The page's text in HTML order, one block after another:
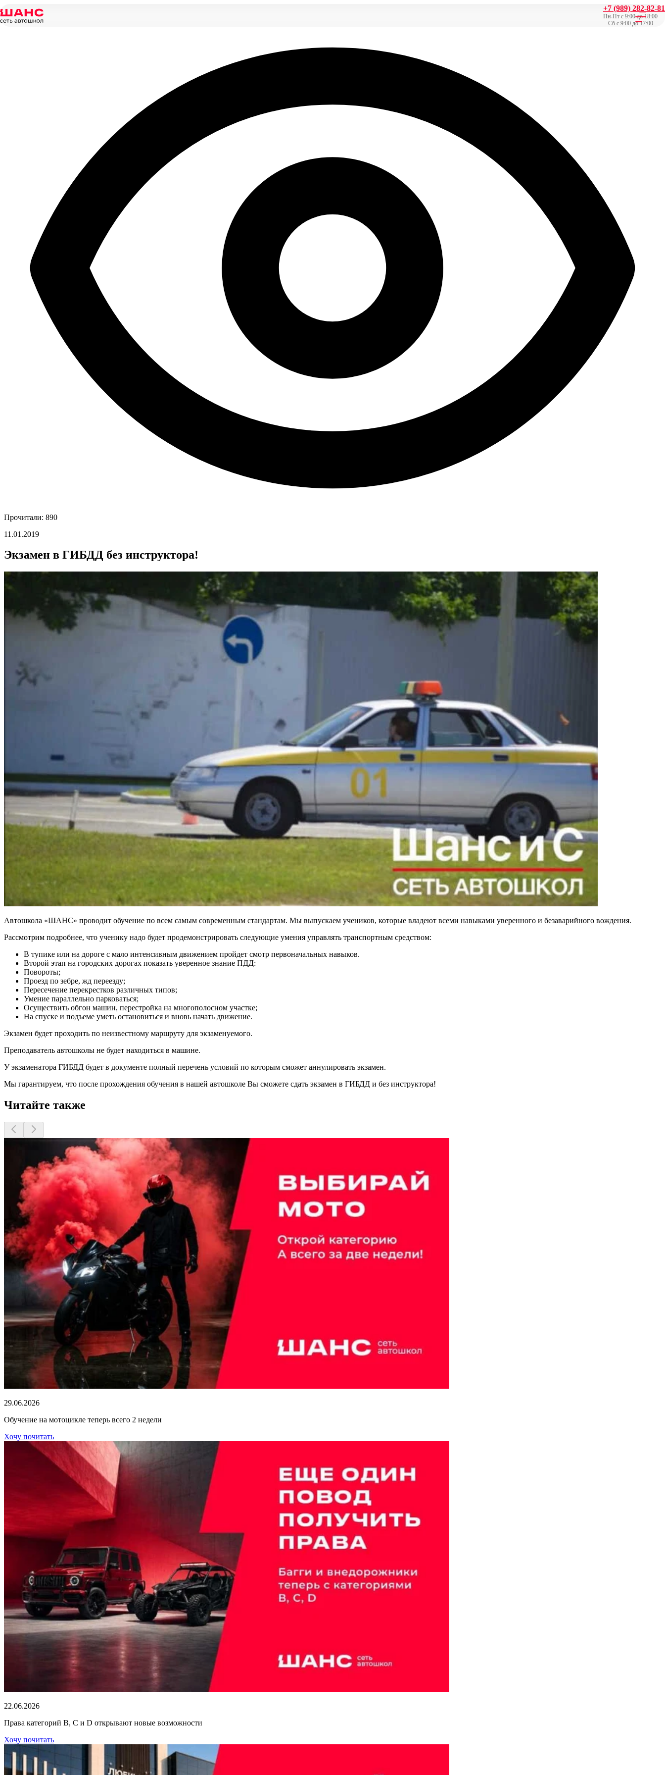
+7 (989) 282-82-81
Пн-Пт с 9:00 до 18:00
Сб с 9:00 до 17:00
Главная/Новости
Прочитали: 890
11.01.2019
Экзамен в ГИБДД без инструктора!
Автошкола «ШАНС» проводит обучение по всем самым современным стандартам. Мы выпускаем учеников, которые владеют всеми навыками уверенного и безаварийного вождения.
Рассмотрим подробнее, что ученику надо будет продемонстрировать следующие умения управлять транспортным средством:
В тупике или на дороге с мало интенсивным движением пройдет смотр первоначальных навыков.
Второй этап на городских дорогах показать уверенное знание ПДД:
Повороты;
Проезд по зебре, жд переезду;
Пересечение перекрестков различных типов;
Умение параллельно парковаться;
Осуществить обгон машин, перестройка на многополосном участке;
На спуске и подъеме уметь остановиться и вновь начать движение.
Экзамен будет проходить по неизвестному маршруту для экзаменуемого.
Преподаватель автошколы не будет находиться в машине.
У экзаменатора ГИБДД будет в документе полный перечень условий по которым сможет аннулировать экзамен.
Мы гарантируем, что после прохождения обучения в нашей автошколе Вы сможете сдать экзамен в ГИБДД и без инструктора!
Читайте также
29.06.2026
Обучение на мотоцикле теперь всего 2 недели
Хочу почитать
22.06.2026
Права категорий В, С и D открывают новые возможности
Хочу почитать